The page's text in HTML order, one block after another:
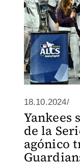
18.10.2024/
Yankees
de la
agónico